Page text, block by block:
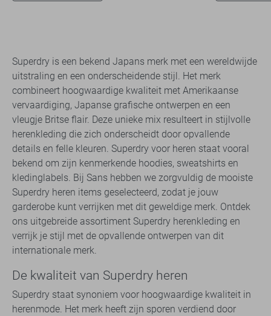
Superdry is een bekend Japans merk met een wereldwijde
uitstraling en een onderscheidende stijl. Het merk
combineert hoogwaardige kwaliteit met Amerikaanse
vervaardiging, Japanse grafische ontwerpen en een
vleugje Britse flair. Deze unieke mix resulteert in stijlvolle
herenkleding die zich onderscheidt door opvallende
details en felle kleuren. Superdry voor heren staat vooral
bekend om zijn kenmerkende hoodies, sweatshirts en
kledinglabels. Bij Sans hebben we zorgvuldig de mooiste
Superdry heren items geselecteerd, zodat je jouw
garderobe kunt verrijken met dit geweldige merk. Ontdek
ons uitgebreide assortiment Superdry herenkleding en
verrijk je stijl met de opvallende ontwerpen van dit
internationale merk.
De kwaliteit van Superdry heren
Superdry staat synoniem voor hoogwaardige kwaliteit in
herenmode. Het merk heeft zijn sporen verdiend door